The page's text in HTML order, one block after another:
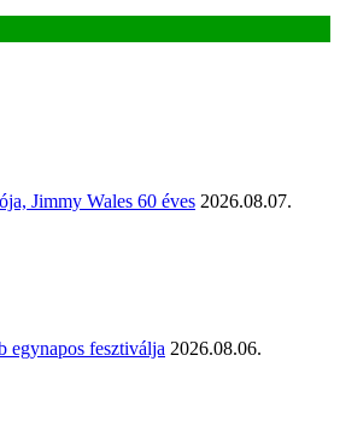
Jimmy Wales 60 éves 2026.08.07.
egynapos fesztiválja 2026.08.06.